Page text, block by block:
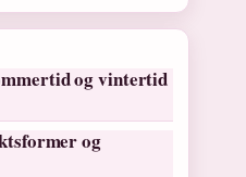
og vintertid
og